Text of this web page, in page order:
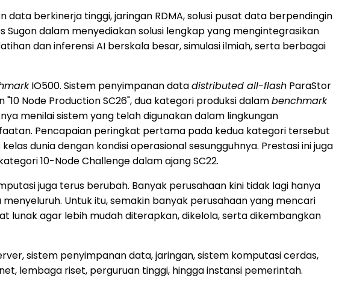
data berkinerja tinggi, jaringan RDMA, solusi pusat data berpendingin
dalam menyediakan solusi lengkap yang mengintegrasikan
dan inferensi AI berskala besar, simulasi ilmiah, serta berbagai
IO500. Sistem penyimpanan datadistributed all-flash ParaStor
Node Production SC26", dua kategori produksi dalambenchmark
menilai sistem yang telah digunakan dalam lingkungan
Pencapaian peringkat pertama pada kedua kategori tersebut
dunia dengan kondisi operasional sesungguhnya. Prestasi ini juga
10-Node Challenge dalam ajang SC22.
juga terus berubah. Banyak perusahaan kini tidak lagi hanya
Untuk itu, semakin banyak perusahaan yang mencari
agar lebih mudah diterapkan, dikelola, serta dikembangkan
sistem penyimpanan data, jaringan, sistem komputasi cerdas,
lembaga riset, perguruan tinggi, hingga instansi pemerintah.